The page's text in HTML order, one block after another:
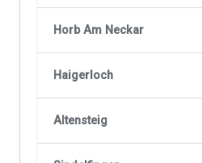
Horb Am Neckar
Haigerloch
Altensteig